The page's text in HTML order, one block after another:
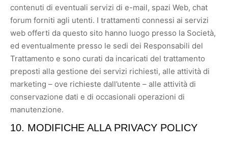
contenuti di eventuali servizi di e-mail, spazi Web, chat
forum forniti agli utenti. I trattamenti connessi ai servizi
web offerti da questo sito hanno luogo presso la Società,
ed eventualmente presso le sedi dei Responsabili del
Trattamento e sono curati da incaricati del trattamento
preposti alla gestione dei servizi richiesti, alle attività di
marketing – ove richieste dall’utente – alle attività di
conservazione dati e di occasionali operazioni di
manutenzione.
10. MODIFICHE ALLA PRIVACY POLICY